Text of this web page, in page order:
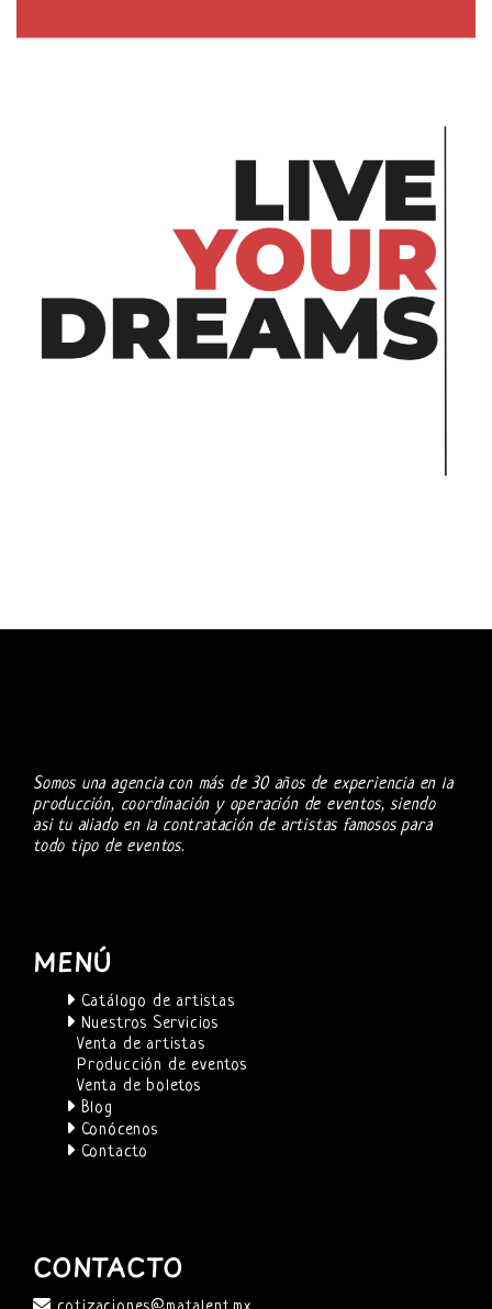
Somos una agencia con más de 30 años de experiencia en la
producción, coordinación y operación de eventos, siendo
asi tu aliado en la contratación de artistas famosos para
todo tipo de eventos.
MENÚ
Catálogo de artistas
Nuestros Servicios
Venta de artistas
Producción de eventos
Venta de boletos
Blog
Conócenos
Contacto
CONTACTO